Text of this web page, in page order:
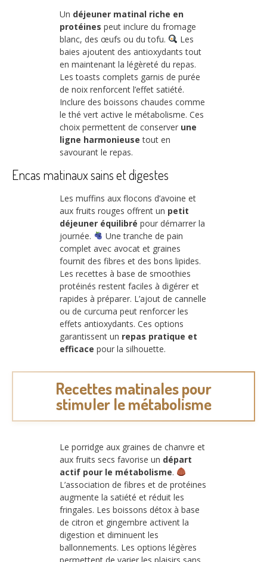
Un déjeuner matinal riche en
protéines peut inclure du fromage
blanc, des œufs ou du tofu.
Les
baies ajoutent des antioxydants tout
en maintenant la légèreté du repas.
Les toasts complets garnis de purée
de noix renforcent l’effet satiété.
Inclure des boissons chaudes comme
le thé vert active le métabolisme. Ces
choix permettent de conserver une
ligne harmonieuse tout en
savourant le repas.
Encas matinaux sains et digestes
Les muffins aux flocons d’avoine et
aux fruits rouges offrent un petit
déjeuner équilibré pour démarrer la
journée.
Une tranche de pain
complet avec avocat et graines
fournit des fibres et des bons lipides.
Les recettes à base de smoothies
protéinés restent faciles à digérer et
rapides à préparer. L’ajout de cannelle
ou de curcuma peut renforcer les
effets antioxydants. Ces options
garantissent un repas pratique et
efficace pour la silhouette.
Recettes matinales pour
stimuler le métabolisme
Le porridge aux graines de chanvre et
aux fruits secs favorise un départ
actif pour le métabolisme.
L’association de fibres et de protéines
augmente la satiété et réduit les
fringales. Les boissons détox à base
de citron et gingembre activent la
digestion et diminuent les
ballonnements. Les options légères
permettent de varier les plaisirs sans